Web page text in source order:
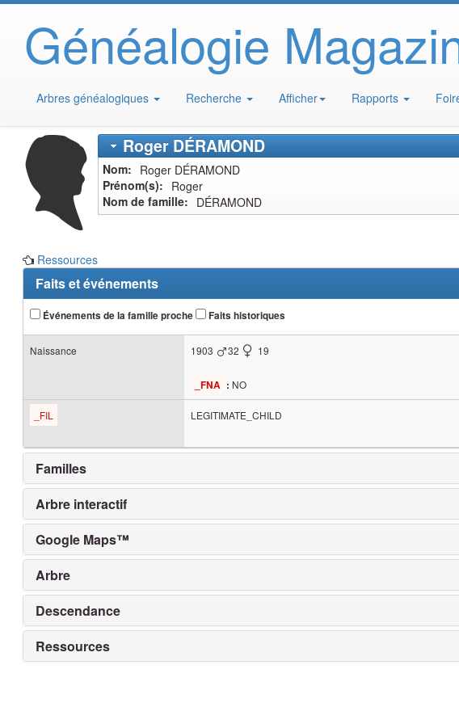
Généalogie
Arbres généalogiques Recherche Afficher Rapports
RogerDÉRAMOND
Nom Roger DÉRAMOND
Prénom(s)
Roger
Nom de famille
DÉRAMOND
Ressources
Faits et événements
Événements de la famille proche Faits historiques
Naissance 1903 32 19
_FNA : NO
_FIL LEGITIMATE_CHILD
Familles
Arbre interactif
Google Maps™
Arbre
Descendance
Ressources